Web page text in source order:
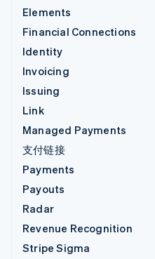
Elements
Financial Connections
Identity
Invoicing
Issuing
Link
Managed Payments
支付链接
Payments
Payouts
Radar
Revenue Recognition
Stripe Sigma